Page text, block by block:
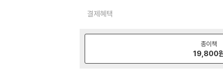
결제혜택
종이책
19,800